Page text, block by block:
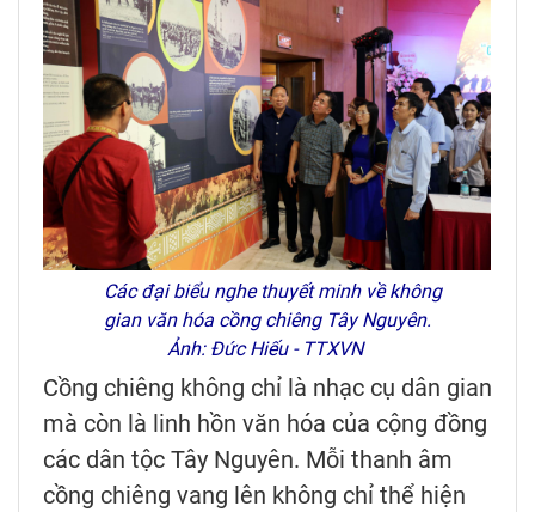
Các đại biểu nghe thuyết minh về không
gian văn hóa cồng chiêng Tây Nguyên.
Ảnh: Đức Hiếu - TTXVN
Cồng chiêng không chỉ là nhạc cụ dân gian
mà còn là linh hồn văn hóa của cộng đồng
các dân tộc Tây Nguyên. Mỗi thanh âm
cồng chiêng vang lên không chỉ thể hiện